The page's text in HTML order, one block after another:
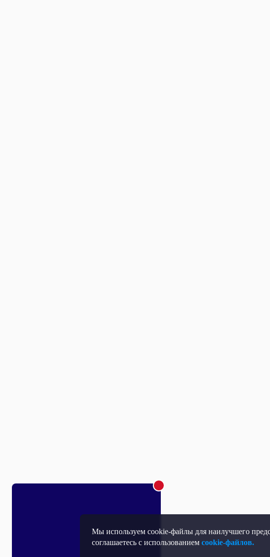
Мы используем cookie-файлы для наилучшего
соглашаетесь с использованиемcookie-файлов.